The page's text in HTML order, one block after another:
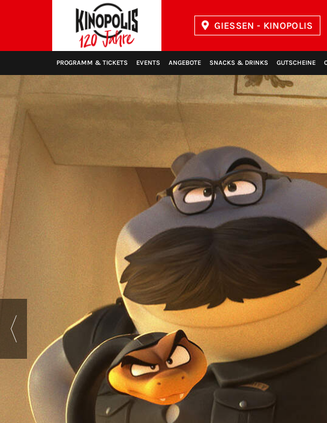
GIESSEN - KINOPOLIS
PROGRAMM & TICKETS EVENTS ANGEBOTE SNACKS & DRINKS GUTSCHEINE